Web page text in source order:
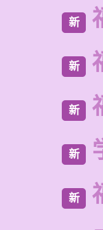
新
新
新
新
新